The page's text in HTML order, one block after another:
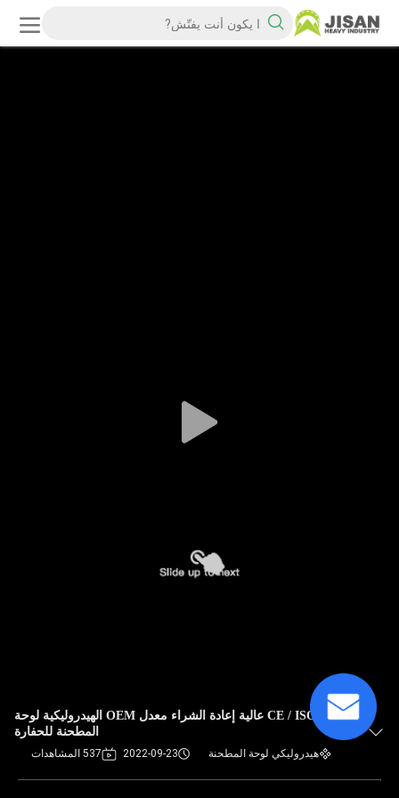
CE / ISO عالية إعادة الشراء معدل OEM الهيدروليكية لوحة
المطحنة للحفارة
هيدروليكي لوحة المطحنة 2022-09-23 537 المشاهدات